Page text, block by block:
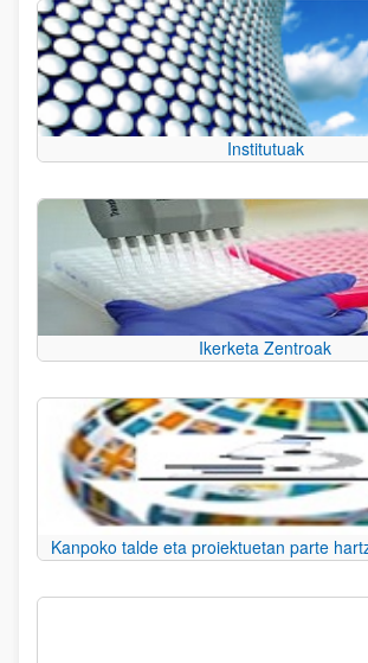
Institutuak
Ikerketa Zentroak
Kanpoko talde eta proiektuetan parte